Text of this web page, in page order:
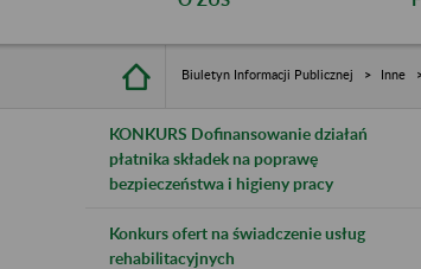
Biuletyn Informacji Publicznej Inne
KONKURS Dofinansowanie działań
płatnika składek na poprawę
bezpieczeństwa i higieny pracy
Konkurs ofert na świadczenie usług
rehabilitacyjnych